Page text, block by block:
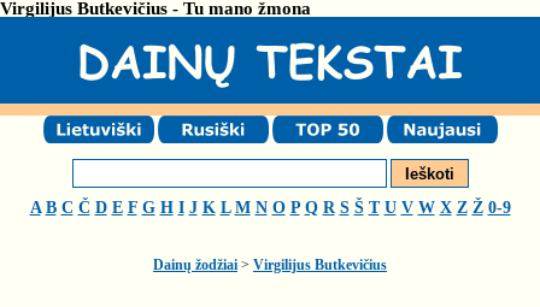
Virgilijus Butkevičius - Tu mano žmona
A B C Č D E F G H I J K L M N O P Q R S Š T U V W X Z Ž 0-9
Dainų žodžiai > Virgilijus Butkevičius